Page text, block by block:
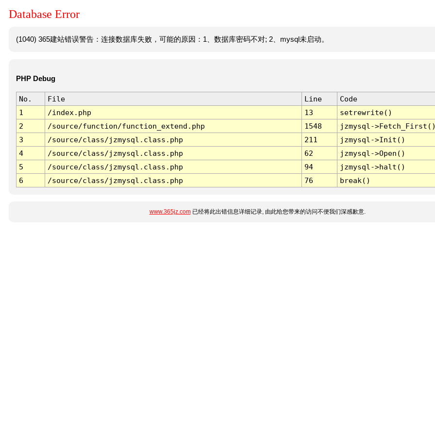
Database Error
(1040) 365建站错误警告：连接数据库失败，可能的原因：1、数据库密码不对; 2、mysql未启动。
PHP Debug
No. File Line
Code
1
/index.php 13
setrewrite()
2
/source/function/function_extend.php 1548
jzmysql-
3
/source/class/jzmysql.class.php 211
jzmysql->Init()
4
/source/class/jzmysql.class.php 62
jzmysql->Open()
5
/source/class/jzmysql.class.php 94
jzmysql->halt()
6
/source/class/jzmysql.class.php 76 break()
www.365jz.com已经将此出错信息详细记录, 由此给您带来的访问不便我们深感歉意.